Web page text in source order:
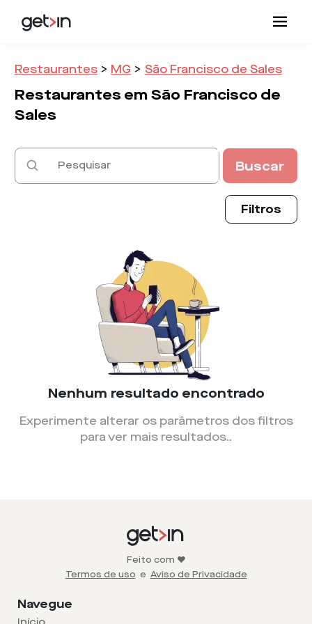
Restaurantes > MG > São Francisco de Sales
Restaurantes emSão Francisco de
Sales
Buscar
Filtros
Nenhum resultado encontrado
Experimente alterar os parâmetros dos filtros
para ver mais resultados..
Feito com ❤️
Termos de uso e Aviso de Privacidade
Navegue